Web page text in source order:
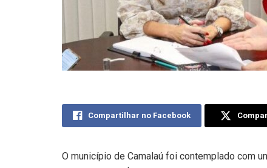
Compartilhar no Facebook
O município de Camalaú foi contemplado com